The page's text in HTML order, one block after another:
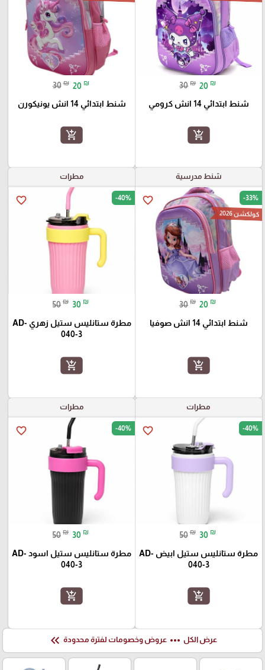
30 ₪ 20 ₪
شنط ابتدائي 14 انش كرومي
add_shopping_cart
30 ₪ 20 ₪
شنط ابتدائي 14 انش يونيكورن
add_shopping_cart
شنط مدرسية
favorite_border -33%
كولكشن 2026
30 ₪ 20 ₪
شنط ابتدائي 14 انش صوفيا
add_shopping_cart
مطرات
favorite_border -40%
50 ₪ 30 ₪
مطرة ستانليس ستيل زهري AD-
040-3
add_shopping_cart
مطرات
favorite_border -40%
50 ₪ 30 ₪
مطرة ستانليس ستيل ابيض AD-
040-3
add_shopping_cart
مطرات
favorite_border -40%
50 ₪ 30 ₪
مطرة ستانليس ستيل اسود AD-
040-3
add_shopping_cart
عرض الكل more_horiz عروض وخصومات لفترة محدودة keyboard_double_arrow_left